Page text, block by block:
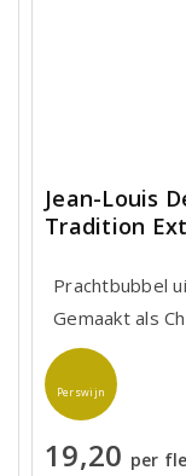
Jean-Louis
Tradition
Prachtbubbel
Gemaakt als
Perswijn
19,20 per